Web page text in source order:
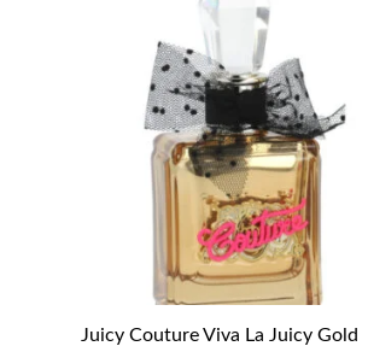
Juicy Couture Viva La Juicy Gold